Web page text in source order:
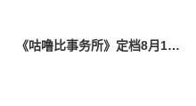
《咕噜比事务所》定档8月10日 聚焦儿童情绪教育助力健康成长